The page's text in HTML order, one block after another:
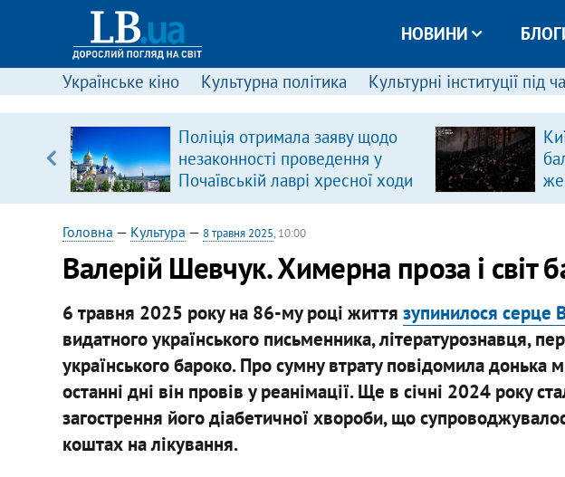
НОВИНИ
Українське кіно Культурна політика Культурні інституції під
Поліція отримала заяву щодо
незаконності проведення у
Почаївській лаврі хресної ходи
Головна — Культура — 8 травня 2025, 10:00
Валерій Шевчук. Химерна проза і світ
6 травня 2025 року на 86-му році життя зупинилося серце
видатного українського письменника, літературознавця,
українського бароко. Про сумну втрату повідомила донька
останні дні він провів у реанімації. Ще в січні 2024 року
загострення його діабетичної хвороби, що
коштах на лікування.